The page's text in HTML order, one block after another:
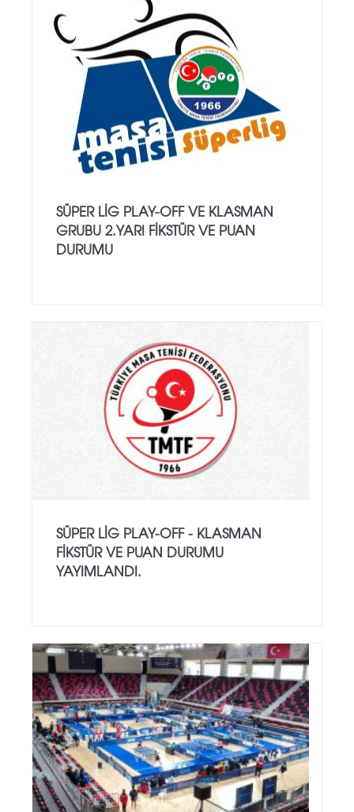
SÜPER LIG PLAY-OFF VE KLASMAN
GRUBU 2.YARI FIKSTÜR VE PUAN
DURUMU
SÜPER LIG PLAY-OFF - KLASMAN
FIKSTÜR VE PUAN DURUMU
YAYIMLANDI.